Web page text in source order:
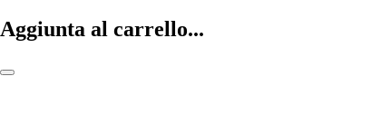
Aggiunta al carrello...